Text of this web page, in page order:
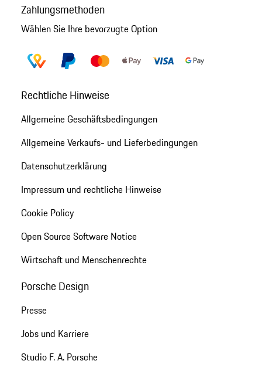
Zahlungsmethoden
Wählen Sie Ihre bevorzugte Option
Rechtliche Hinweise
Allgemeine Geschäftsbedingungen
Allgemeine Verkaufs- und Lieferbedingungen
Datenschutzerklärung
Impressum und rechtliche Hinweise
Cookie Policy
Open Source Software Notice
Wirtschaft und Menschenrechte
Porsche Design
Presse
Jobs und Karriere
Studio F. A. Porsche